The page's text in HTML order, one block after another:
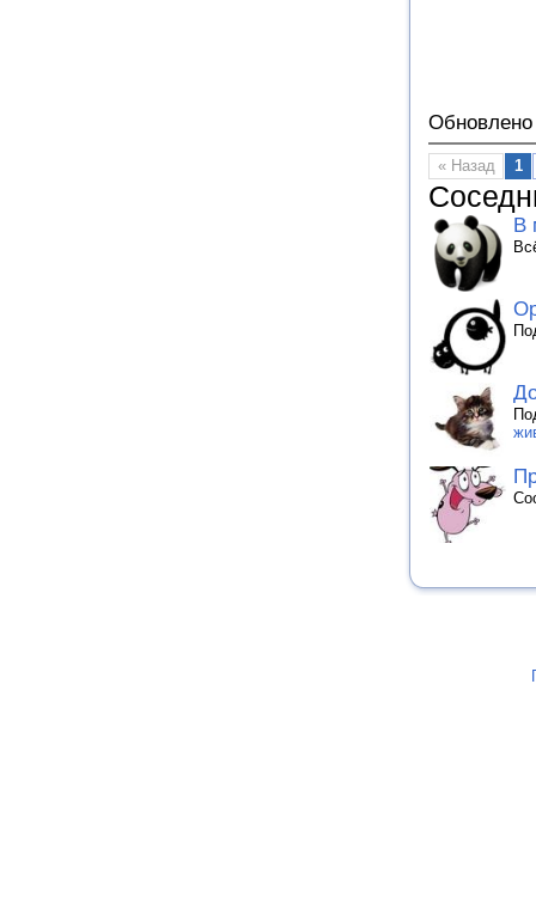
Обновлено
« Назад 1
В